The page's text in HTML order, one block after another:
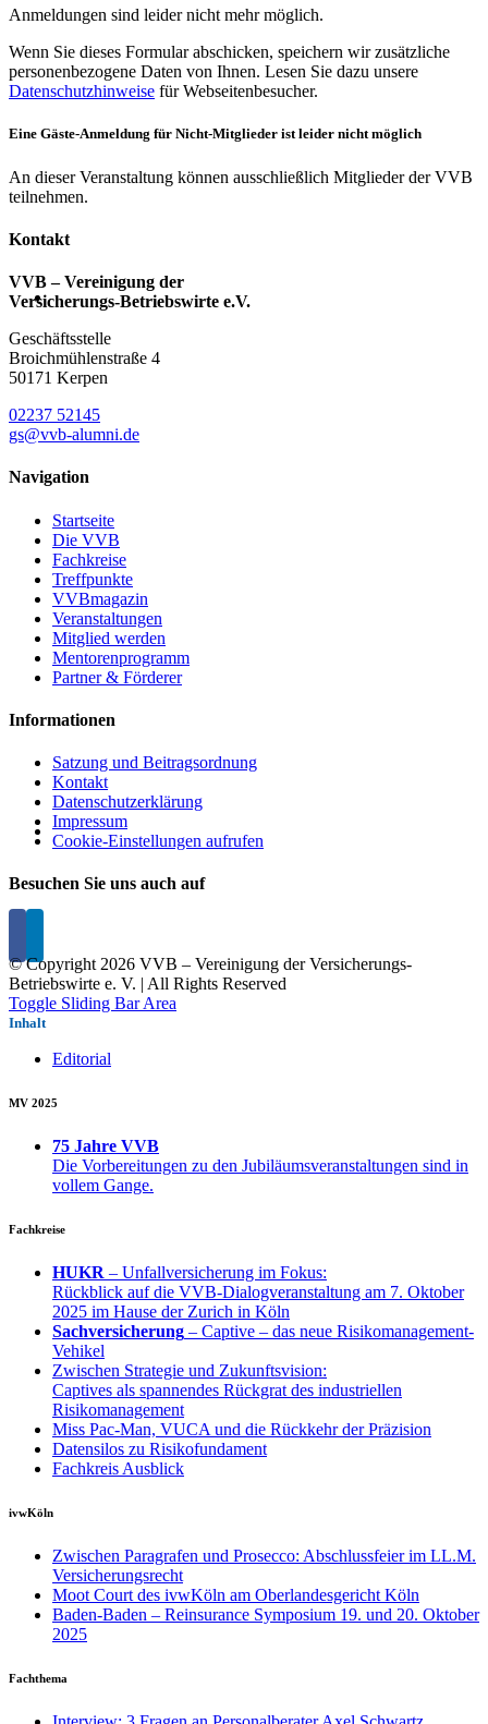
Anmeldungen sind leider nicht mehr möglich.
Wenn Sie dieses Formular abschicken, speichern wir zusätzliche
personenbezogene Daten von Ihnen. Lesen Sie dazu unsere
Datenschutzhinweise für Webseitenbesucher.
Eine Gäste-Anmeldung für Nicht-Mitglieder ist leider nicht möglich
An dieser Veranstaltung können ausschließlich Mitglieder der VVB
teilnehmen.
Kontakt
VVB – Vereinigung der
Versicherungs-Betriebswirte e.V.
Geschäftsstelle
Broichmühlenstraße 4
50171 Kerpen
02237 52145
gs@vvb-alumni.de
Navigation
Startseite
Die VVB
Fachkreise
Treffpunkte
VVBmagazin
Veranstaltungen
Mitglied werden
Mentorenprogramm
Partner & Förderer
Informationen
Satzung und Beitragsordnung
Kontakt
Datenschutzerklärung
Impressum
Cookie-Einstellungen aufrufen
Besuchen Sie uns auch auf
© Copyright 2026 VVB – Vereinigung der Versicherungs-
Betriebswirte e. V. | All Rights Reserved
Toggle Sliding Bar Area
Inhalt
Editorial
MV 2025
75 Jahre VVB
Die Vorbereitungen zu den Jubiläumsveranstaltungen sind in
vollem Gange.
Fachkreise
HUKR – Unfallversicherung im Fokus:
Rückblick auf die VVB-Dialogveranstaltung am 7. Oktober
2025 im Hause der Zurich in Köln
Sachversicherung – Captive – das neue Risikomanagement-
Vehikel
Zwischen Strategie und Zukunftsvision:
Captives als spannendes Rückgrat des industriellen
Risikomanagement
Miss Pac-Man, VUCA und die Rückkehr der Präzision
Datensilos zu Risikofundament
Fachkreis Ausblick
ivwKöln
Zwischen Paragrafen und Prosecco: Abschlussfeier im LL.M.
Versicherungsrecht
Moot Court des ivwKöln am Oberlandesgericht Köln
Baden-Baden – Reinsurance Symposium 19. und 20. Oktober
2025
Fachthema